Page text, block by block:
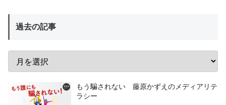
過去の記事
もう騙されない 藤原かずえのメディアリテ
ラシー